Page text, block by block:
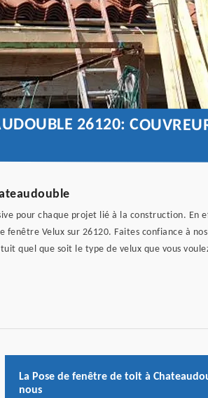
26120:
pour chaque projet lié à la construction.
fenêtre Velux sur 26120. Faites confiance à
quel que soit le type de velux que vous
La Pose de fenêtre de toit à
nous